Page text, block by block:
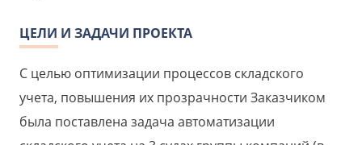
ЦЕЛИ И ЗАДАЧИ ПРОЕКТА
С целью оптимизации процессов складского
учета, повышения их прозрачности Заказчиком
была поставлена задача автоматизации